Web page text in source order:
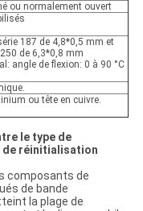
ou normalement ouvert
187 de 4,8*0,5 mm et
de 6,3*0,8 mm
angle de flexion: 0 à 90 °C
ou tête en cuivre.
le type de
réinitialisation
composants de
de bande
la plage de